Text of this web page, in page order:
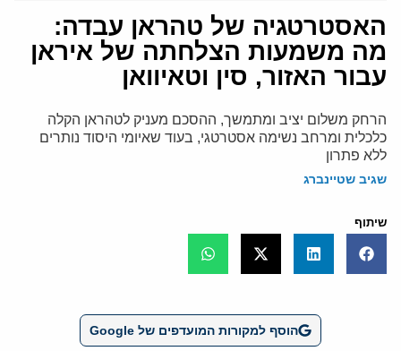
האסטרטגיה של טהראן עבדה:
מה משמעות הצלחתה של איראן
עבור האזור, סין וטאיוואן
הרחק משלום יציב ומתמשך, ההסכם מעניק לטהראן הקלה
כלכלית ומרחב נשימה אסטרטגי, בעוד שאיומי היסוד נותרים
ללא פתרון
שגיב שטיינברג
שיתוף
הוסף למקורות המועדפים של Google